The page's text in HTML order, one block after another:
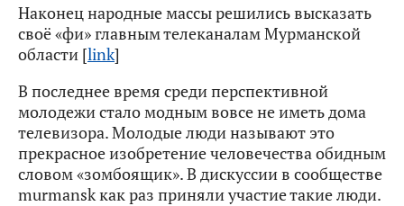
Наконец народные массы решились высказать
своё «фи» главным телеканалам Мурманской
области [link]
В последнее время среди перспективной
молодежи стало модным вовсе не иметь дома
телевизора. Молодые люди называют это
прекрасное изобретение человечества обидным
словом «зомбоящик». В дискуссии в сообществе
murmansk как раз приняли участие такие люди.